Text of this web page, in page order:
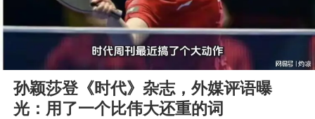
孙颖莎登《时代》杂志，外媒评语曝
光：用了一个比伟大还重的词